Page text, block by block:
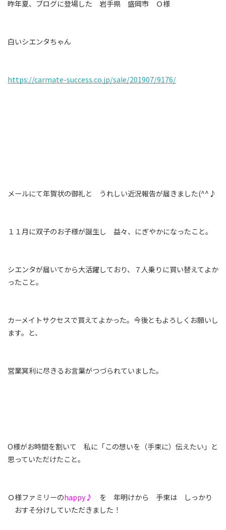
昨年夏、ブログに登場した 岩手県 盛岡市 Ｏ様
白いシエンタちゃん
https://carmate-success.co.jp/sale/201907/9176/
メールにて年賀状の御礼と うれしい近況報告が届きました(^^♪
１１月に双子のお子様が誕生し 益々、にぎやかになったこと。
シエンタが届いてから大活躍しており、７人乗りに買い替えてよか
ったこと。
カーメイトサクセスで買えてよかった。今後ともよろしくお願いし
ます。と、
営業冥利に尽きるお言葉がつづられていました。
O様がお時間を割いて 私に「この想いを（手束に）伝えたい」と
思っていただけたこと。
Ｏ様ファミリーのhappy♪
を 年明けから 手束は しっかり
おすそ分けしていただきました！